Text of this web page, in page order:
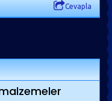
Cevapla